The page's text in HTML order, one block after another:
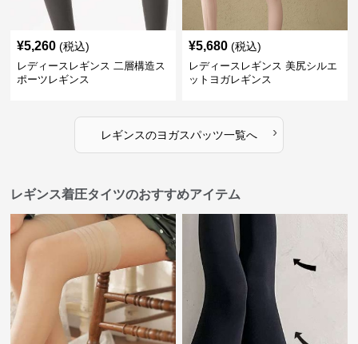
¥5,260 (税込)
レディースレギンス 二層構造ス
ポーツレギンス
¥5,680 (税込)
レディースレギンス 美尻シルエ
ットヨガレギンス
レギンスのヨガスパッツ一覧へ ›
レギンス着圧タイツのおすすめアイテム